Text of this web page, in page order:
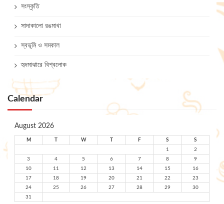
সংস্কৃতি
সাদাকালো রঙমাখা
স্বভূমি ও সমকাল
হৃদমাঝারে বিশ্বলোক
Calendar
August 2026
M W F S
S
1
2
3
4 5 6 7 8
9
10
11 12 13 14 15
16
17
18 19 20 21 22
23
24
25 26 27 28 29
30
31